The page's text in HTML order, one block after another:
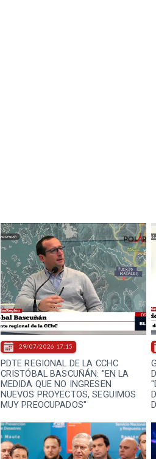
PDTE REGIONAL DE LA CCHC
CRISTÓBAL BASCUÑÁN: "EN LA
MEDIDA QUE NO INGRESEN
NUEVOS PROYECTOS, SEGUIMOS
MUY PREOCUPADOS"
29/07/2026 17:15